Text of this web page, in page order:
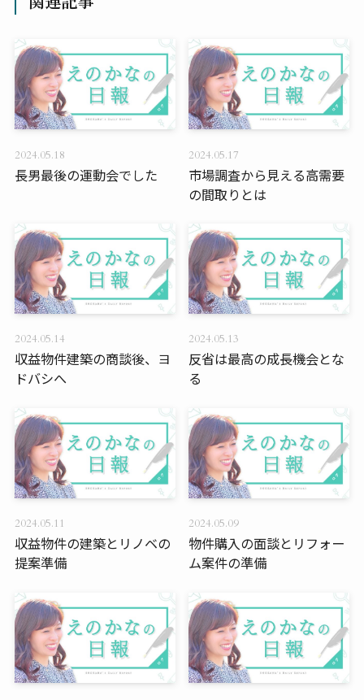
長男最後の運動会でした
2024.05.18
市場調査から見える高需要
の間取りとは
2024.05.17
収益物件建築の商談後、ヨ
ドバシへ
2024.05.14
反省は最高の成長機会とな
る
2024.05.13
収益物件の建築とリノベの
提案準備
2024.05.11
物件購入の面談とリフォー
ム案件の準備
2024.05.09